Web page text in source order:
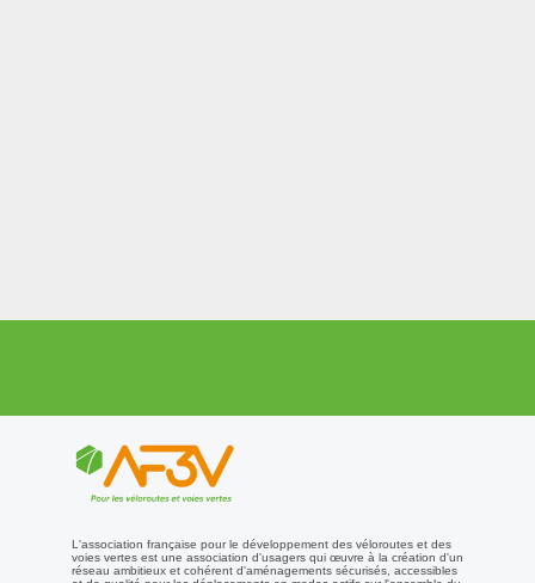
L'association française pour le développement des véloroutes et des
voies vertes est une association d'usagers qui œuvre à la création d'un
réseau ambitieux et cohérent d'aménagements sécurisés, accessibles